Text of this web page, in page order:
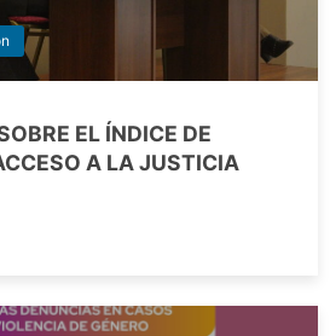
EL ÍNDICE DE
A LA JUSTICIA